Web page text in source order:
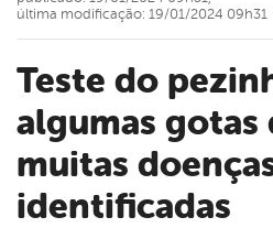
Teste do pezinho: com
algumas gotas
muitas
identificadas
última modificação: 19/01/2024 09h31